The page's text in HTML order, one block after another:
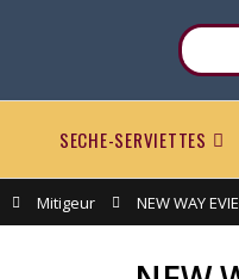
SECHE-SERVIETTES
Mitigeur NEW WAY